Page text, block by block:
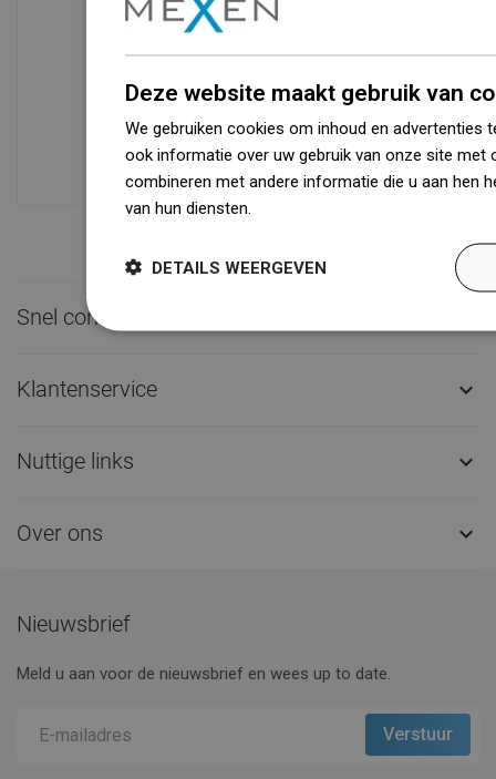
Beschikbaarheid van goederen
oppervlakte van 31.000 m² met meer
dan 68.000 palletplaatsen biedt meer
dan 1500.000 beschikbare producten!
Snel contact
Klantenservice 
Nuttige links 
Over ons 
Nieuwsbrief
Meld u aan voor de nieuwsbrief en wees up to date.
Deze website maakt gebruik van
We gebruiken cookies om inhoud en advertenties
ook informatie over uw gebruik van onze site met
combineren met andere informatie die u aan hen
van hun diensten.
DETAILS WEERGEVEN